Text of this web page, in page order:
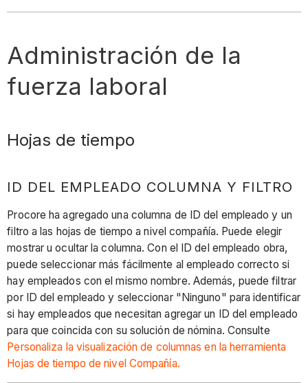
Administración de la
fuerza laboral
Hojas de tiempo
ID DEL EMPLEADO COLUMNA Y FILTRO
Procore ha agregado una columna de ID del empleado y un
filtro a las hojas de tiempo a nivel compañía. Puede elegir
mostrar u ocultar la columna. Con el ID del empleado obra,
puede seleccionar más fácilmente al empleado correcto si
hay empleados con el mismo nombre. Además, puede filtrar
por ID del empleado y seleccionar "Ninguno" para identificar
si hay empleados que necesitan agregar un ID del empleado
para que coincida con su solución de nómina. Consulte
Personaliza la visualización de columnas en la herramienta
Hojas de tiempo de nivel Compañía.